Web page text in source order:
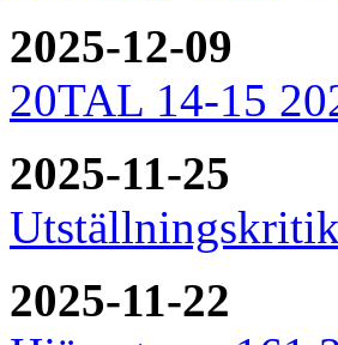
2025-12-09
20TAL 14-15
2025-11-25
2025-11-22